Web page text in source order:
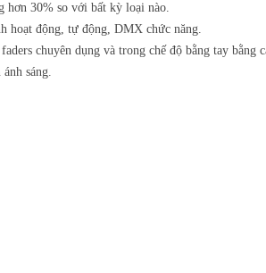
hơn 30% so với bất kỳ loại nào.
hoạt động, tự động, DMX chức năng.
chuyên dụng và trong chế độ bằng tay bằng
sáng.